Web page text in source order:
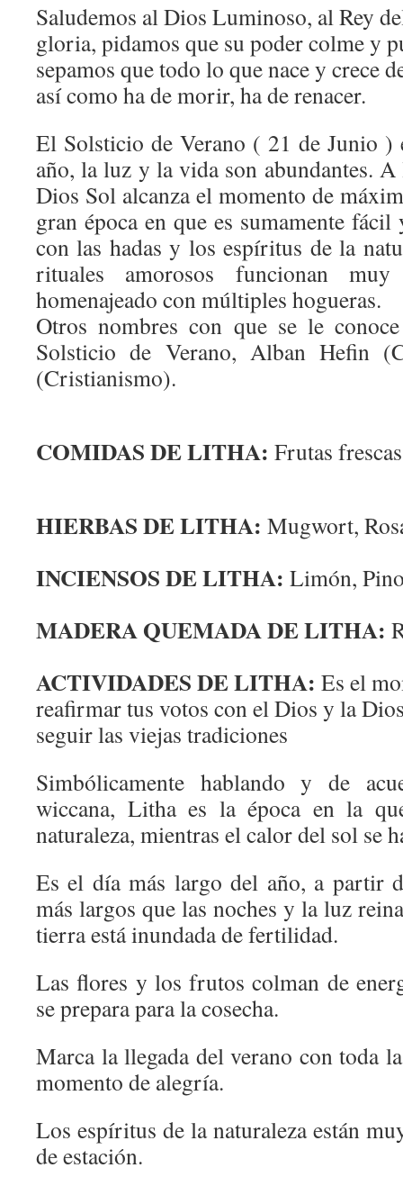
Saludemos al Dios Luminoso, al Rey
gloria, pidamos que su poder colme y
sepamos que todo lo que nace y crece
así como ha de morir, ha de renacer.
El Solsticio de Verano ( 21 de Junio )
año, la luz y la vida son abundantes.
Dios Sol alcanza el momento de
gran época en que es sumamente
con las hadas y los espíritus de la
rituales amorosos funcionan
homenajeado con múltiples hogueras.
Otros nombres con que se le
Solsticio de Verano, Alban Hefin
(Cristianismo).
COMIDAS DE LITHA: Frutas
HIERBAS DE LITHA: Mugwort,
INCIENSOS DE LITHA: Limón,
MADERA QUEMADA DE LITHA:
ACTIVIDADES DE LITHA: Es el
reafirmar tus votos con el Dios y la
seguir las viejas tradiciones
Simbólicamente hablando y de
wiccana, Litha es la época en la
naturaleza, mientras el calor del sol se
Es el día más largo del año, a partir
más largos que las noches y la luz
tierra está inundada de fertilidad.
Las flores y los frutos colman de
se prepara para la cosecha.
Marca la llegada del verano con toda
momento de alegría.
Los espíritus de la naturaleza están
de estación.